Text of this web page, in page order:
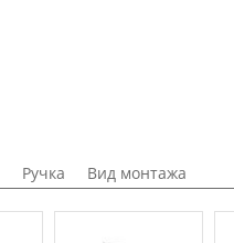
Ручка Вид монтажа